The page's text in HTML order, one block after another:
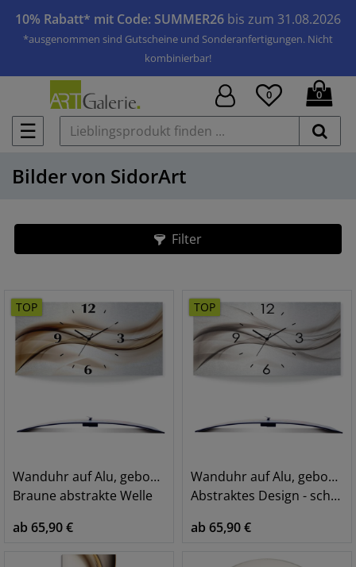
10% Rabatt* mit Code: SUMMER26 bis zum 31.08.2026
*ausgenommen sind Gutscheine und Sonderanfertigungen. Nicht
kombinierbar!
☰
0 0
Bilder von SidorArt
Filter
TOP
Wanduhr auf Alu, gebogen
Braune abstrakte Welle
ab 65,90 €
TOP
Wanduhr auf Alu, gebogen
Abstraktes Design - schöne Welle
ab 65,90 €